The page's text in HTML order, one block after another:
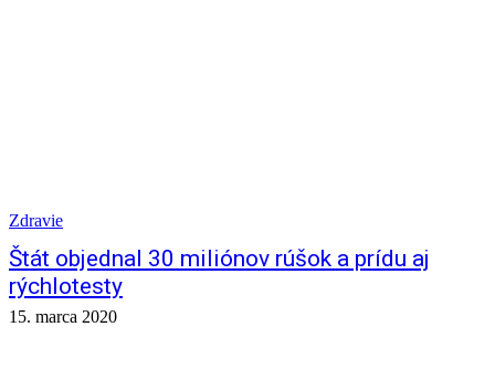
Zdravie
Štát objednal 30 miliónov rúšok a prídu aj
rýchlotesty
15. marca 2020